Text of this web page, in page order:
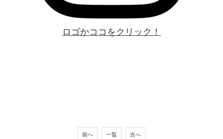
ロゴかココをクリック！
前へ 一覧 次へ